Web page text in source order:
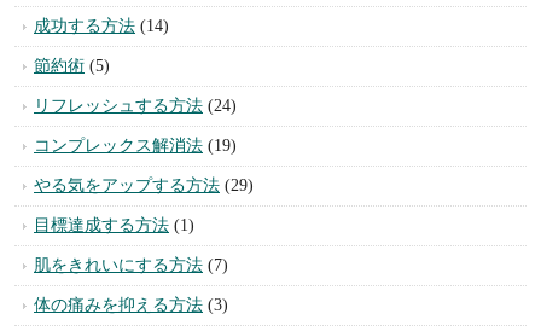
今、あなたにオススメ